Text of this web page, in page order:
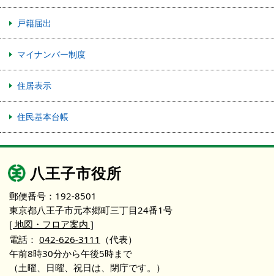
戸籍届出
マイナンバー制度
住居表示
住民基本台帳
八王子市役所
郵便番号：192-8501
東京都八王子市元本郷町三丁目24番1号
[ 地図・フロア案内 ]
電話： 042-626-3111 （代表）
午前8時30分から午後5時まで
（土曜、日曜、祝日は、閉庁です。）